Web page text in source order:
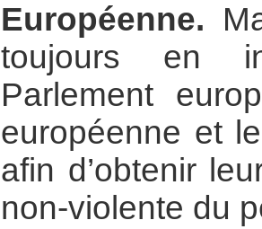
Européenne.
toujours en
Parlement
européenne et
afin d’obtenir
non-violente du